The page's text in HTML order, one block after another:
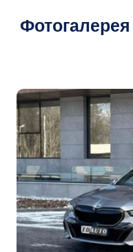
Фотогалерея